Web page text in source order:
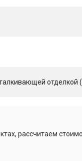
отделкой
рассчитаем